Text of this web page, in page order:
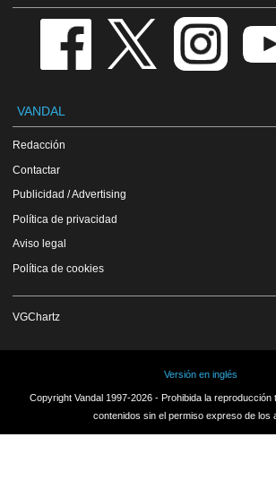
VANDAL
Redacción
Contactar
Publicidad / Advertising
Política de privacidad
Aviso legal
Política de cookies
VGChartz
Versión en inglés
Copyright Vandal 1997-2026 - Prohibida la reproducción
contenidos sin el permiso expreso de los